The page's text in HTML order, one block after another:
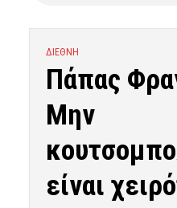
ΔΙΕΘΝΗ
Πάπας
Μην
είναι